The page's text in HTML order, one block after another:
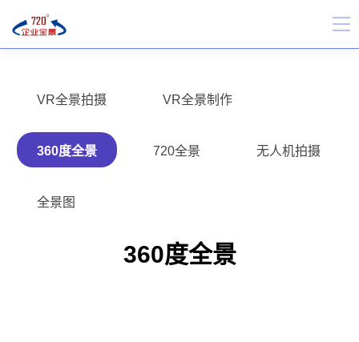
VR全景拍摄 VR全景制作
360度全景 720全景 无人机拍摄
全景图
360度全景